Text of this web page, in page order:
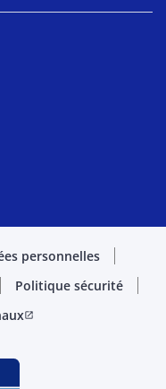
personnelles
Politique sécurité
open_in_new